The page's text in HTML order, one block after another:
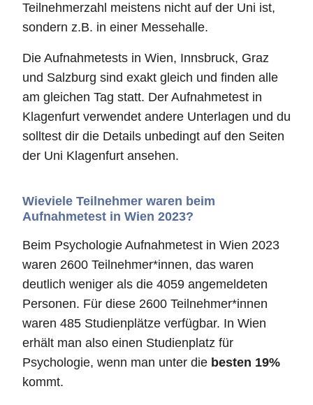
Teilnehmerzahl meistens nicht auf der Uni ist,
sondern z.B. in einer Messehalle.
Die Aufnahmetests in Wien, Innsbruck, Graz
und Salzburg sind exakt gleich und finden alle
am gleichen Tag statt. Der Aufnahmetest in
Klagenfurt verwendet andere Unterlagen und du
solltest dir die Details unbedingt auf den Seiten
der Uni Klagenfurt ansehen.
Wieviele Teilnehmer waren beim
Aufnahmetest in Wien 2023?
Beim Psychologie Aufnahmetest in Wien 2023
waren 2600 Teilnehmer*innen, das waren
deutlich weniger als die 4059 angemeldeten
Personen. Für diese 2600 Teilnehmer*innen
waren 485 Studienplätze verfügbar. In Wien
erhält man also einen Studienplatz für
Psychologie, wenn man unter die besten 19%
kommt.